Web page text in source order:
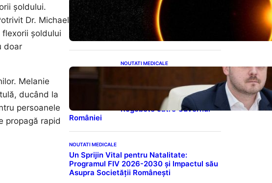
șoldului.
Dr. Michael
șoldului
doar
Melanie
ducând la
persoanele
propagă rapid
Eclipsa de Soare din august
2026: Un Spectacol
Astronomic Pe Cerul
României
NOUTATI MEDICALE
asupra Producției de
Medicamente:
Avertismentul lui Alexandru
Rogobete către Guvernul
României
NOUTATI MEDICALE
Un Sprijin Vital pentru Natalitate:
Programul FIV 2026-2030 și Impactul său
Asupra Societății Românești